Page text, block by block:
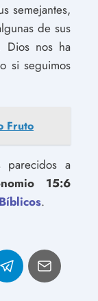
semejantes,
de sus
Dios nos ha
si seguimos
Fruto
parecidos a
15:6
.